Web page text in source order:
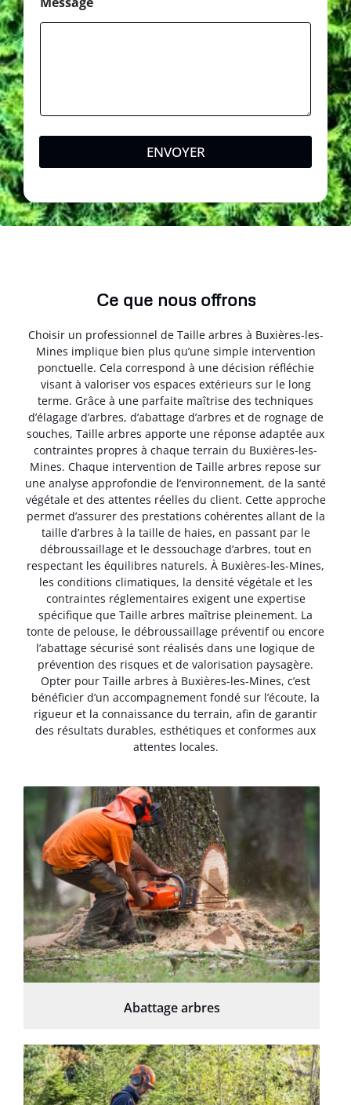
ENVOYER
Ce que nous offrons
Choisir un professionnel de Taille arbres à Buxières-les-
Mines implique bien plus qu’une simple intervention
ponctuelle. Cela correspond à une décision réfléchie
visant à valoriser vos espaces extérieurs sur le long
terme. Grâce à une parfaite maîtrise des techniques
d’élagage d’arbres, d’abattage d’arbres et de rognage de
souches, Taille arbres apporte une réponse adaptée aux
contraintes propres à chaque terrain du Buxières-les-
Mines. Chaque intervention de Taille arbres repose sur
une analyse approfondie de l’environnement, de la santé
végétale et des attentes réelles du client. Cette approche
permet d’assurer des prestations cohérentes allant de la
taille d’arbres à la taille de haies, en passant par le
débroussaillage et le dessouchage d’arbres, tout en
respectant les équilibres naturels. À Buxières-les-Mines,
les conditions climatiques, la densité végétale et les
contraintes réglementaires exigent une expertise
spécifique que Taille arbres maîtrise pleinement. La
tonte de pelouse, le débroussaillage préventif ou encore
l’abattage sécurisé sont réalisés dans une logique de
prévention des risques et de valorisation paysagère.
Opter pour Taille arbres à Buxières-les-Mines, c’est
bénéficier d’un accompagnement fondé sur l’écoute, la
rigueur et la connaissance du terrain, afin de garantir
des résultats durables, esthétiques et conformes aux
attentes locales.
Abattage arbres